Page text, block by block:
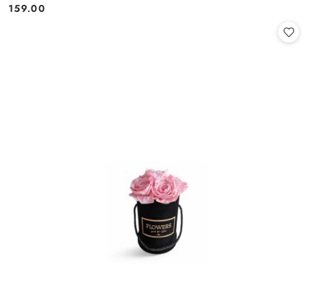
Cena:
159.00